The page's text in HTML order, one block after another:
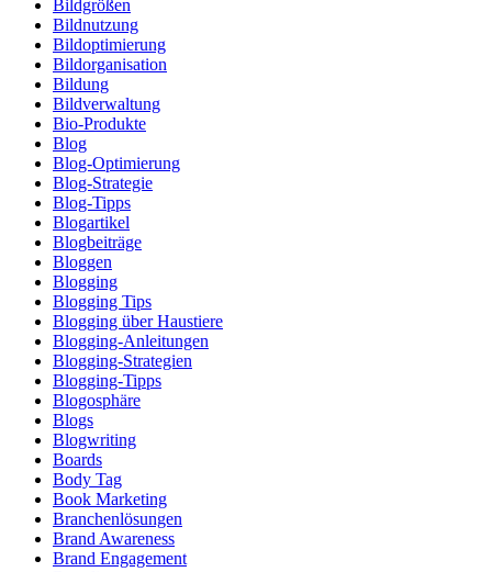
Bildgrößen
Bildnutzung
Bildoptimierung
Bildorganisation
Bildung
Bildverwaltung
Bio-Produkte
Blog
Blog-Optimierung
Blog-Strategie
Blog-Tipps
Blogartikel
Blogbeiträge
Bloggen
Blogging
Blogging Tips
Blogging über Haustiere
Blogging-Anleitungen
Blogging-Strategien
Blogging-Tipps
Blogosphäre
Blogs
Blogwriting
Boards
Body Tag
Book Marketing
Branchenlösungen
Brand Awareness
Brand Engagement